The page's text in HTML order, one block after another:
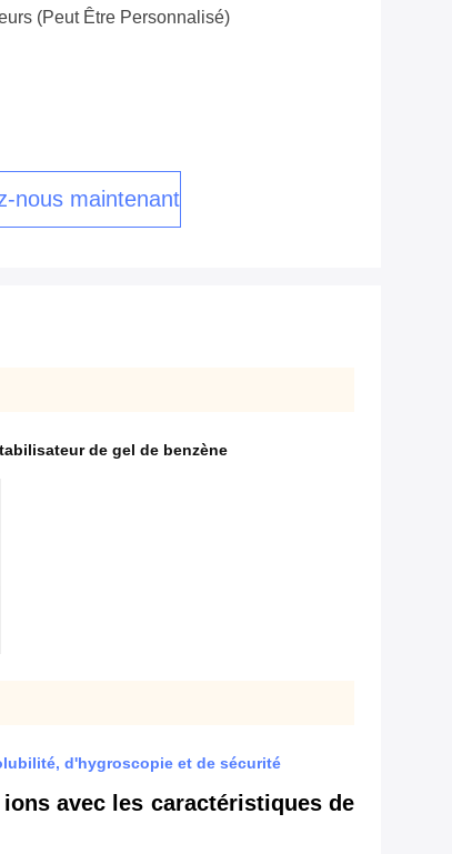
(peut Être Personnalisé)
nous maintenant
de gel de benzène
d'hygroscopie et de sécurité
avec les caractéristiques de